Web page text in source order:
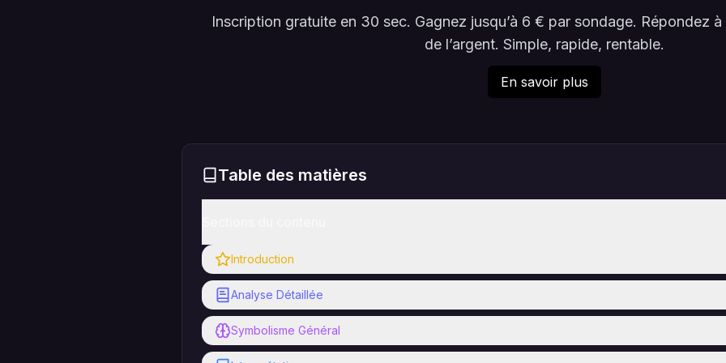
Inscription gratuite en 30 sec. Gagnez jusqu’à 6 € par sondage. Répondez
de l’argent. Simple, rapide, rentable.
En savoir plus
Table des matières
Introduction
Analyse Détaillée
Symbolisme Général